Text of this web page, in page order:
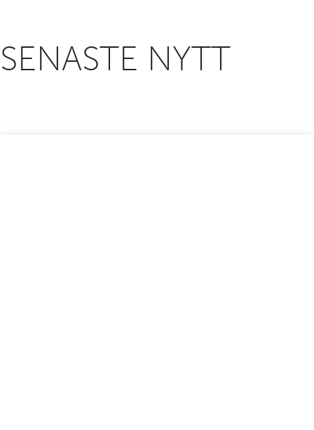
SENASTE NYTT